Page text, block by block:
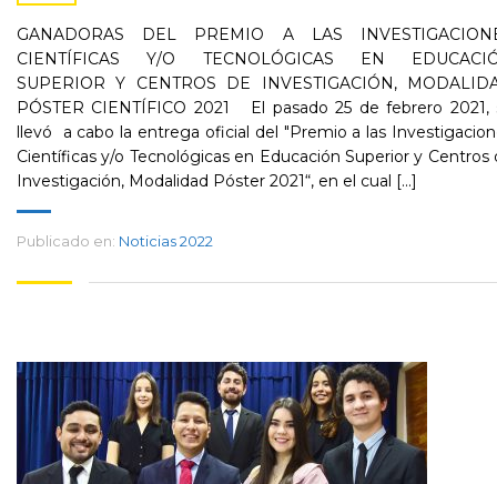
GANADORAS DEL PREMIO A LAS
CIENTÍFICAS Y/O TECNOLÓGICAS EN
SUPERIOR Y CENTROS DE INVESTIGACIÓN,
PÓSTER CIENTÍFICO 2021 El pasado 25 de febrero 2021,
llevó a cabo la entrega oficial del "Premio a las
Científicas y/o Tecnológicas en Educación Superior y Centros
Investigación, Modalidad Póster 2021“, en el cual [...]
Publicado en: Noticias 2022